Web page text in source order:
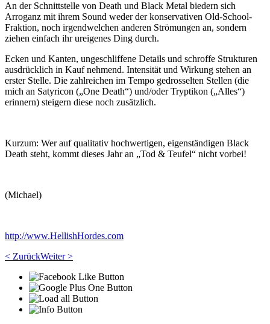
An der Schnittstelle von Death und Black Metal biedern sich
Arroganz mit ihrem Sound weder der konservativen Old-School-
Fraktion, noch irgendwelchen anderen Strömungen an, sondern
ziehen einfach ihr ureigenes Ding durch.
Ecken und Kanten, ungeschliffene Details und schroffe Strukturen
ausdrücklich in Kauf nehmend. Intensität und Wirkung stehen an
erster Stelle. Die zahlreichen im Tempo gedrosselten Stellen (die
mich an Satyricon („One Death“) und/oder Tryptikon („Alles“)
erinnern) steigern diese noch zusätzlich.
Kurzum: Wer auf qualitativ hochwertigen, eigenständigen Black
Death steht, kommt dieses Jahr an „Tod & Teufel“ nicht vorbei!
(Michael)
http://www.HellishHordes.com
< ZurückWeiter >